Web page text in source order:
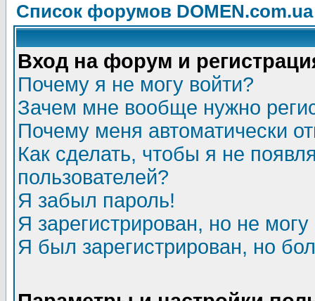
Список форумов DOMEN.com.ua
Вход на форум и
Почему я не могу войти?
Зачем мне вообще нужно
Почему меня автоматически
Как сделать, чтобы я не
пользователей?
Я забыл пароль!
Я зарегистрирован, но не могу
Я был зарегистрирован, но